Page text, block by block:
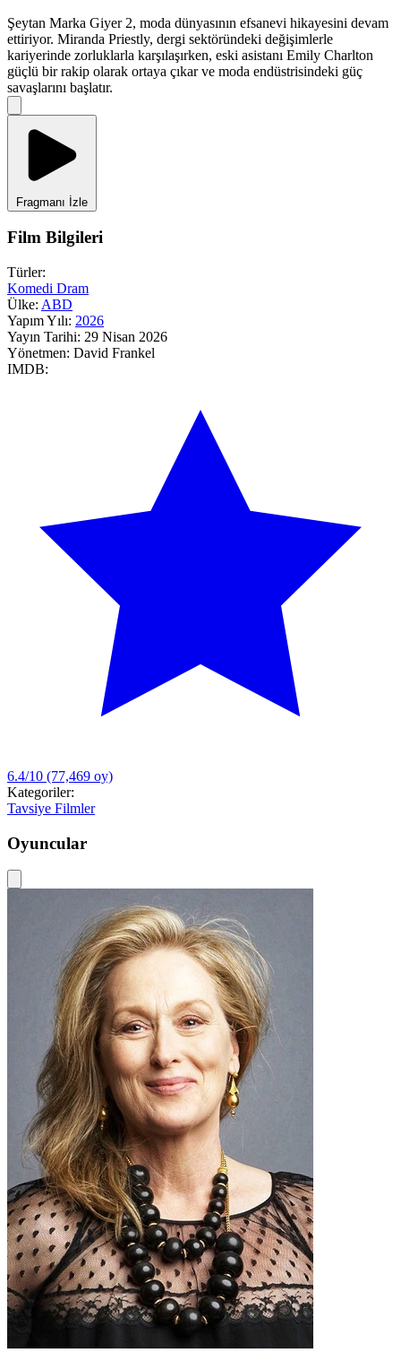
Şeytan Marka Giyer 2, moda dünyasının efsanevi hikayesini devam
ettiriyor. Miranda Priestly, dergi sektöründeki değişimlerle
kariyerinde zorluklarla karşılaşırken, eski asistanı Emily Charlton
güçlü bir rakip olarak ortaya çıkar ve moda endüstrisindeki güç
savaşlarını başlatır.
Fragmanı İzle
Film Bilgileri
Türler:
Komedi Dram
Ülke: ABD
Yapım Yılı: 2026
Yayın Tarihi: 29 Nisan 2026
Yönetmen: David Frankel
IMDB:
6.4/10 (77,469 oy)
Kategoriler:
Tavsiye Filmler
Oyuncular